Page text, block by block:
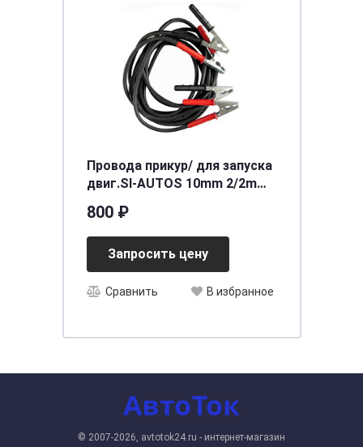
Провода прикур/ для запуска
двиг.SI-AUTOS 10mm 2/2m
800 ₽
Запросить цену
Сравнить В избранное
© 2007-2026, avtotok24.ru - интернет-магазин